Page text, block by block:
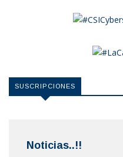
SUSCRIPCIONES
Noticias..!!